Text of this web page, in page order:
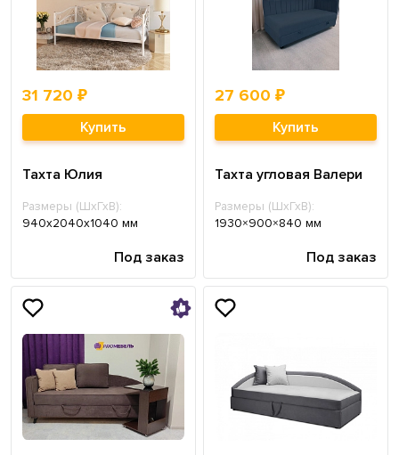
31 720 ₽
Купить
Тахта Юлия
Размеры (ШхГхВ):
940х2040х1040 мм
Под заказ
27 600 ₽
Купить
Тахта угловая Валери
Размеры (ШхГхВ):
1930×900×840 мм
Под заказ